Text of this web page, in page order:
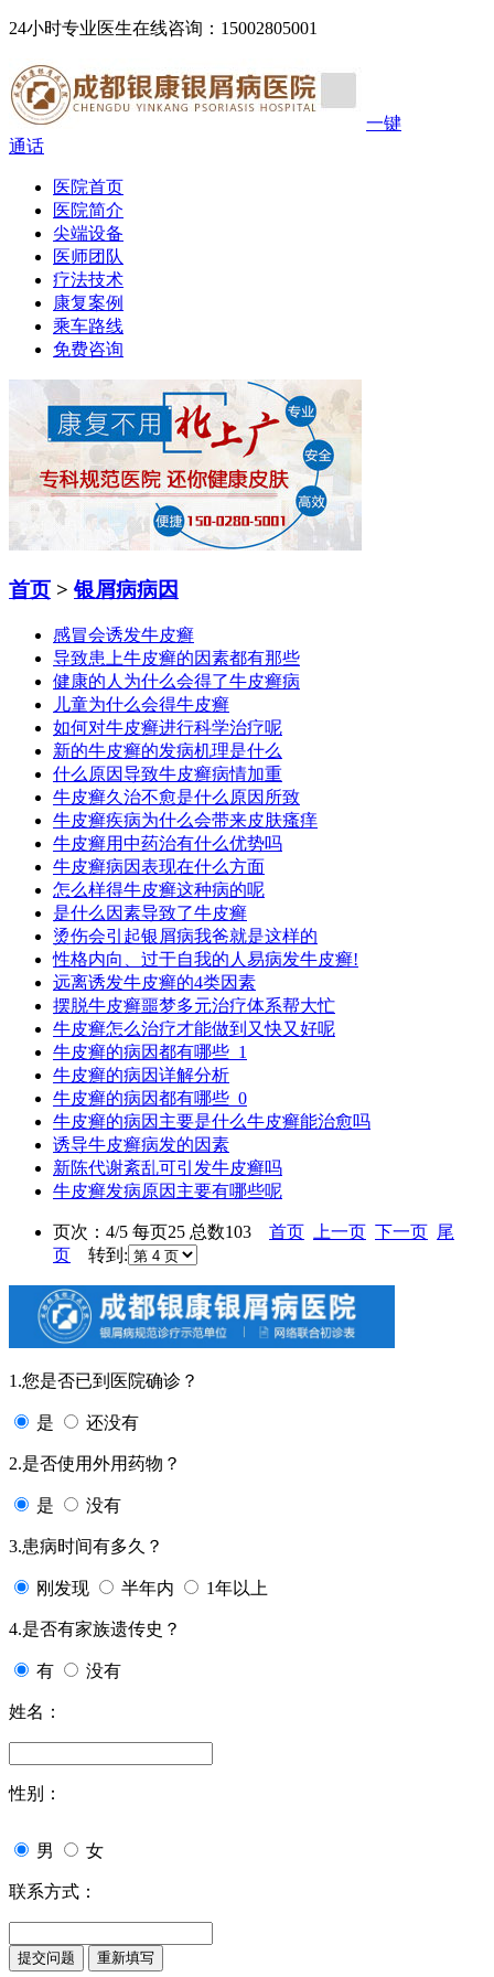
24小时专业医生在线咨询：15002805001
一键
通话
医院首页
医院简介
尖端设备
医师团队
疗法技术
康复案例
乘车路线
免费咨询
首页 >银屑病病因
感冒会诱发牛皮癣
导致患上牛皮癣的因素都有那些
健康的人为什么会得了牛皮癣病
儿童为什么会得牛皮癣
如何对牛皮癣进行科学治疗呢
新的牛皮癣的发病机理是什么
什么原因导致牛皮癣病情加重
牛皮癣久治不愈是什么原因所致
牛皮癣疾病为什么会带来皮肤瘙痒
牛皮癣用中药治有什么优势吗
牛皮癣病因表现在什么方面
怎么样得牛皮癣这种病的呢
是什么因素导致了牛皮癣
烫伤会引起银屑病我爸就是这样的
性格内向、过于自我的人易病发牛皮癣!
远离诱发牛皮癣的4类因素
摆脱牛皮癣噩梦多元治疗体系帮大忙
牛皮癣怎么治疗才能做到又快又好呢
牛皮癣的病因都有哪些_1
牛皮癣的病因详解分析
牛皮癣的病因都有哪些_0
牛皮癣的病因主要是什么牛皮癣能治愈吗
诱导牛皮癣病发的因素
新陈代谢紊乱可引发牛皮癣吗
牛皮癣发病原因主要有哪些呢
页次：4/5 每页25 总数103 首页 上一页 下一页 尾
页 转到:
1.您是否已到医院确诊？
是 还没有
2.是否使用外用药物？
是 没有
3.患病时间有多久？
刚发现 半年内 1年以上
4.是否有家族遗传史？
有 没有
姓名：
性别：
男 女
联系方式：